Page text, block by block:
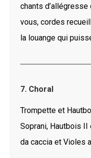
chants
vous, cordes
la louange qui
7. Choral
Trompette et
Soprani, Hautbois
da caccia et Violes